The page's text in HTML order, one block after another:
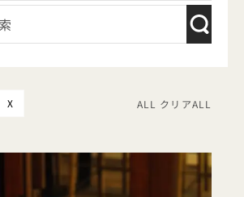
X ALL クリアALL